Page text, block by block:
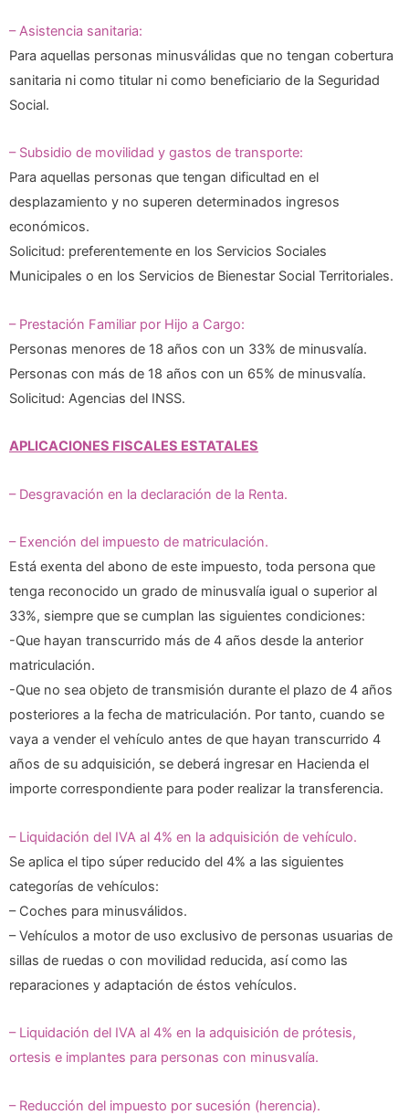
– Asistencia sanitaria:
Para aquellas personas minusválidas que no tengan cobertura
sanitaria ni como titular ni como beneficiario de la Seguridad
Social.
– Subsidio de movilidad y gastos de transporte:
Para aquellas personas que tengan dificultad en el
desplazamiento y no superen determinados ingresos
económicos.
Solicitud: preferentemente en los Servicios Sociales
Municipales o en los Servicios de Bienestar Social Territoriales.
– Prestación Familiar por Hijo a Cargo:
Personas menores de 18 años con un 33% de minusvalía.
Personas con más de 18 años con un 65% de minusvalía.
Solicitud: Agencias del INSS.
APLICACIONES FISCALES ESTATALES
– Desgravación en la declaración de la Renta.
– Exención del impuesto de matriculación.
Está exenta del abono de este impuesto, toda persona que
tenga reconocido un grado de minusvalía igual o superior al
33%, siempre que se cumplan las siguientes condiciones:
-Que hayan transcurrido más de 4 años desde la anterior
matriculación.
-Que no sea objeto de transmisión durante el plazo de 4 años
posteriores a la fecha de matriculación. Por tanto, cuando se
vaya a vender el vehículo antes de que hayan transcurrido 4
años de su adquisición, se deberá ingresar en Hacienda el
importe correspondiente para poder realizar la transferencia.
– Liquidación del IVA al 4% en la adquisición de vehículo.
Se aplica el tipo súper reducido del 4% a las siguientes
categorías de vehículos:
– Coches para minusválidos.
– Vehículos a motor de uso exclusivo de personas usuarias de
sillas de ruedas o con movilidad reducida, así como las
reparaciones y adaptación de éstos vehículos.
– Liquidación del IVA al 4% en la adquisición de prótesis,
ortesis e implantes para personas con minusvalía.
– Reducción del impuesto por sucesión (herencia).